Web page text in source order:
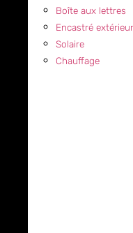
Boîte aux lettres
Encastré extérieur
Solaire
Chauffage